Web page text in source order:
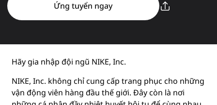
Ứng tuyển ngay
Hãy gia nhập đội ngũ NIKE, Inc.
NIKE, Inc. không chỉ cung cấp trang phục cho những
vận động viên hàng đầu thế giới. Đây còn là nơi